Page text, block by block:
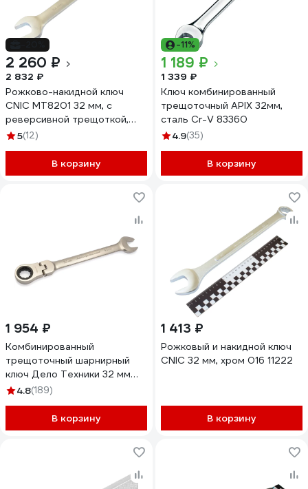
2 260 ₽
2 832 ₽
Рожково-накидной ключ
CNIC MT8201 32 мм, с
реверсивной трещоткой,
CrV 73076
5(12)
В корзину
-11%
1 189 ₽
1 339 ₽
Ключ комбинированный
трещоточный APIX 32мм,
сталь Cr-V 83360
4.9(35)
В корзину
1 954 ₽
Комбинированный
трещоточный шарнирный
ключ Дело Техники 32 мм
515432
4.8(189)
В корзину
1 413 ₽
Рожковый и накидной ключ
CNIC 32 мм, хром 016 11222
В корзину